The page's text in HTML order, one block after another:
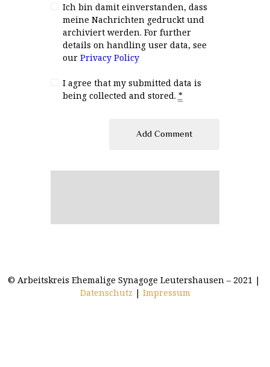
Ich bin damit einverstanden, dass
meine Nachrichten gedruckt und
archiviert werden. For further
details on handling user data, see
our Privacy Policy
I agree that my submitted data is
being collected and stored. *
© Arbeitskreis Ehemalige Synagoge Leutershausen – 2021 |
Datenschutz | Impressum